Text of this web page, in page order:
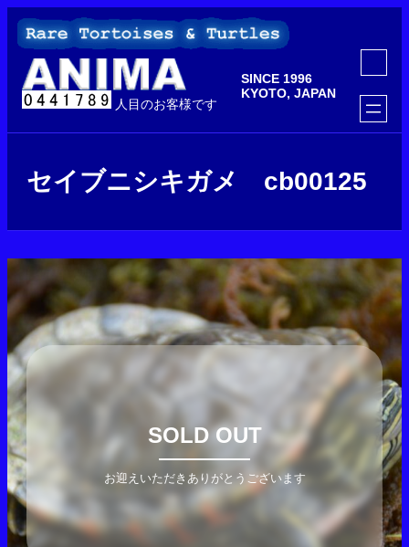
を
人目のお客様です
SINCE 1996
KYOTO, JAPAN
ア
コ
ン
リ
ン
ク
セイブニシキガメ cb00125
SOLD OUT
お迎えいただきありがとうございます